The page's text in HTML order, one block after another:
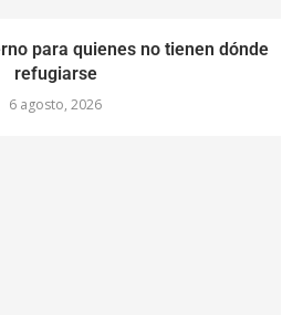
para quienes no tienen dónde
refugiarse
6 agosto, 2026